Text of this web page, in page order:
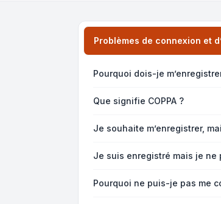
Problèmes de connexion et
Pourquoi dois-je
Que signifie COPPA ?
Je souhaite m’enregistrer,
Je suis enregistré mais je ne
Pourquoi ne puis-je pas me